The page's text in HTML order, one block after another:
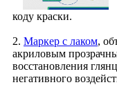
коду краски.
2. Маркер с лаком,
акриловым
восстановления
негативного